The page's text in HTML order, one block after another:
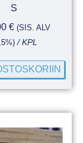
S
€ (SIS. ALV
/ KPL